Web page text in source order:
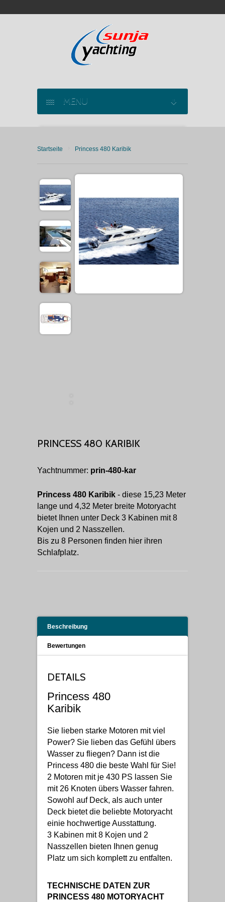
MENU
KATAMARAN CHARTER
MOTORYACHT CHARTER
MARINAS
Startseite Princess 480 Karibik
PRINCESS 480 KARIBIK
Yachtnummer: prin-480-kar
Princess 480 Karibik - diese 15,23 Meter
lange und 4,32 Meter breite Motoryacht
bietet Ihnen unter Deck 3 Kabinen mit 8
Kojen und 2 Nasszellen.
Bis zu 8 Personen finden hier ihren
Schlafplatz.
Beschreibung
Bewertungen
DETAILS
Princess 480
Karibik
Sie lieben starke Motoren mit viel
Power? Sie lieben das Gefühl übers
Wasser zu fliegen? Dann ist die
Princess 480 die beste Wahl für Sie!
2 Motoren mit je 430 PS lassen Sie
mit 26 Knoten übers Wasser fahren.
Sowohl auf Deck, als auch unter
Deck bietet die beliebte Motoryacht
einie hochwertige Ausstattung.
3 Kabinen mit 8 Kojen und 2
Nasszellen bieten Ihnen genug
Platz um sich komplett zu entfalten.
TECHNISCHE DATEN ZUR
PRINCESS 480 MOTORYACHT